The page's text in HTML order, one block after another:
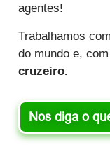
agentes!
Trabalhamos
do mundo e,
cruzeiro.
Nos diga o